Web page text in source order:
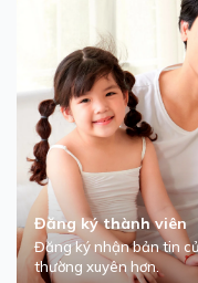
Đăng ký thành viên
Đăng ký nhận bản tin
thường xuyên hơn.